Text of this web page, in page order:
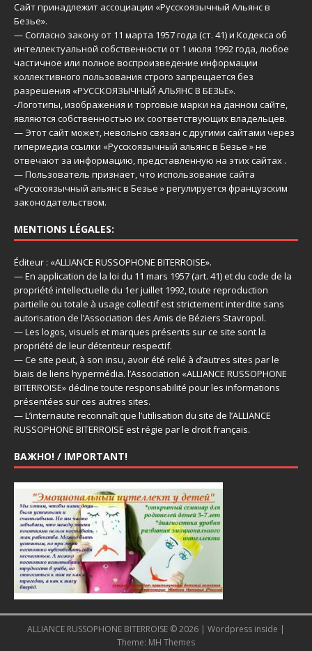
Сайт принадлежит ассоциации «Русскоязычный Aльянс в
Безье».
— Согласно закону от 11 марта 1957 года (ст. 41) и Кодекса об
интеллектуальной собственности от 1 июля 1992 года, любое
частичное или полное воспроизведение информации
коллективного пользования строго запрещается без
разрешения «РУССКОЯЗЫЧНЫЙ АЛЬЯНС В БЕЗЬЕ».
-Логотипы, изображения и торговые марки на данном сайте,
являются собственностью их соответствующих владельцев.
— Этот сайт может, невольно связан с другими сайтами через
гипермедиа ссылки «Русскоязычный альянс в Безье » не
отвечают за информацию, представленную на этих сайтах .
— Пользователь признает, что использование сайта
«Русскоязычный альянс в Безье » регулируется французским
законодательством.
MENTIONS LÉGALES:
Éditeur : «ALLIANCE RUSSOPHONE BITERROISE».
— En application de la loi du 11 mars 1957 (art. 41) et du code de la
propriété intellectuelle du 1er juillet 1992, toute reproduction
partielle ou totale à usage collectif est strictement interdite sans
autorisation de l’Association des Amis de Béziers Stavropol.
— Les logos, visuels et marques présents sur ce site sont la
propriété de leur détenteur respectif.
— Ce site peut, à son insu, avoir été relié à d’autres sites par le
biais de liens hypermédia. l’Association «ALLIANCE RUSSOPHONE
BITERROISE» décline toute responsabilité pour les informations
présentées sur ces autres sites.
— L’internaute reconnaît que l’utilisation du site de l’ALLIANCE
RUSSOPHONE BITERROISE est régie par le droit français.
ВАЖНО! / IMPORTANT!
ALLIANCE RUSSOPHONE BITERROISE © 2026 | Wordpress inside |
Theme: MH Themes